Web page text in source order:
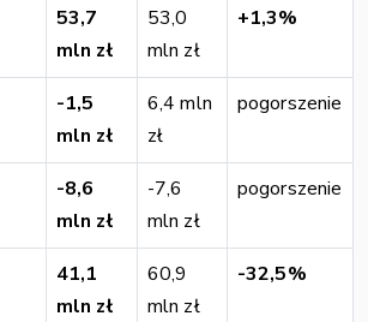
53,7
mln zł
53,0
mln zł
+1,3%
-1,5
mln zł
6,4 mln
zł
pogorszenie
-8,6
mln zł
-7,6
mln zł
pogorszenie
41,1
mln zł
60,9
mln zł
-32,5%